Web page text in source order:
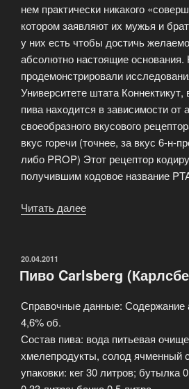
нем практически никакого
котором заявляют их мужья и
у них есть чтобы достичь
абсолютно настоящие основания.
продемонстрировали
Университете штата Коннектикут,
пива находится в зависимости от
своеобразного вкусового
вкус горечи (точнее, за вкус 6-н-
либо PROP) Этот рецептор
получившим кодовое название
Читать далее
6
не
пиво»
ОПУБЛИКОВАНО
20.04.2011
Пиво Carlsberg
Справочные данные: Содержание
4,6% об.
Состав пива: вода питьевая
хмелепродукты, солод ячменный
упаковки: кег 30 литров; бутылка